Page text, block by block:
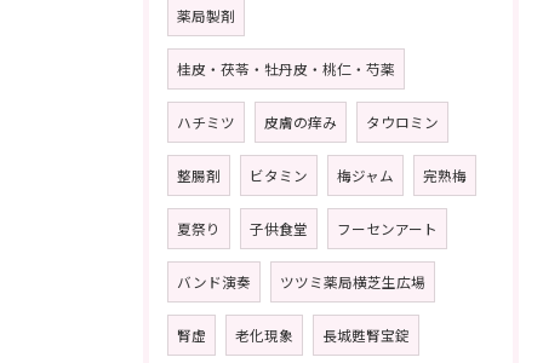
薬局製剤
桂皮・茯苓・牡丹皮・桃仁・芍薬
ハチミツ 皮膚の痒み タウロミン
整腸剤 ビタミン 梅ジャム 完熟梅
夏祭り 子供食堂 フーセンアート
バンド演奏 ツツミ薬局横芝生広場
腎虚 老化現象 長城甦腎宝錠